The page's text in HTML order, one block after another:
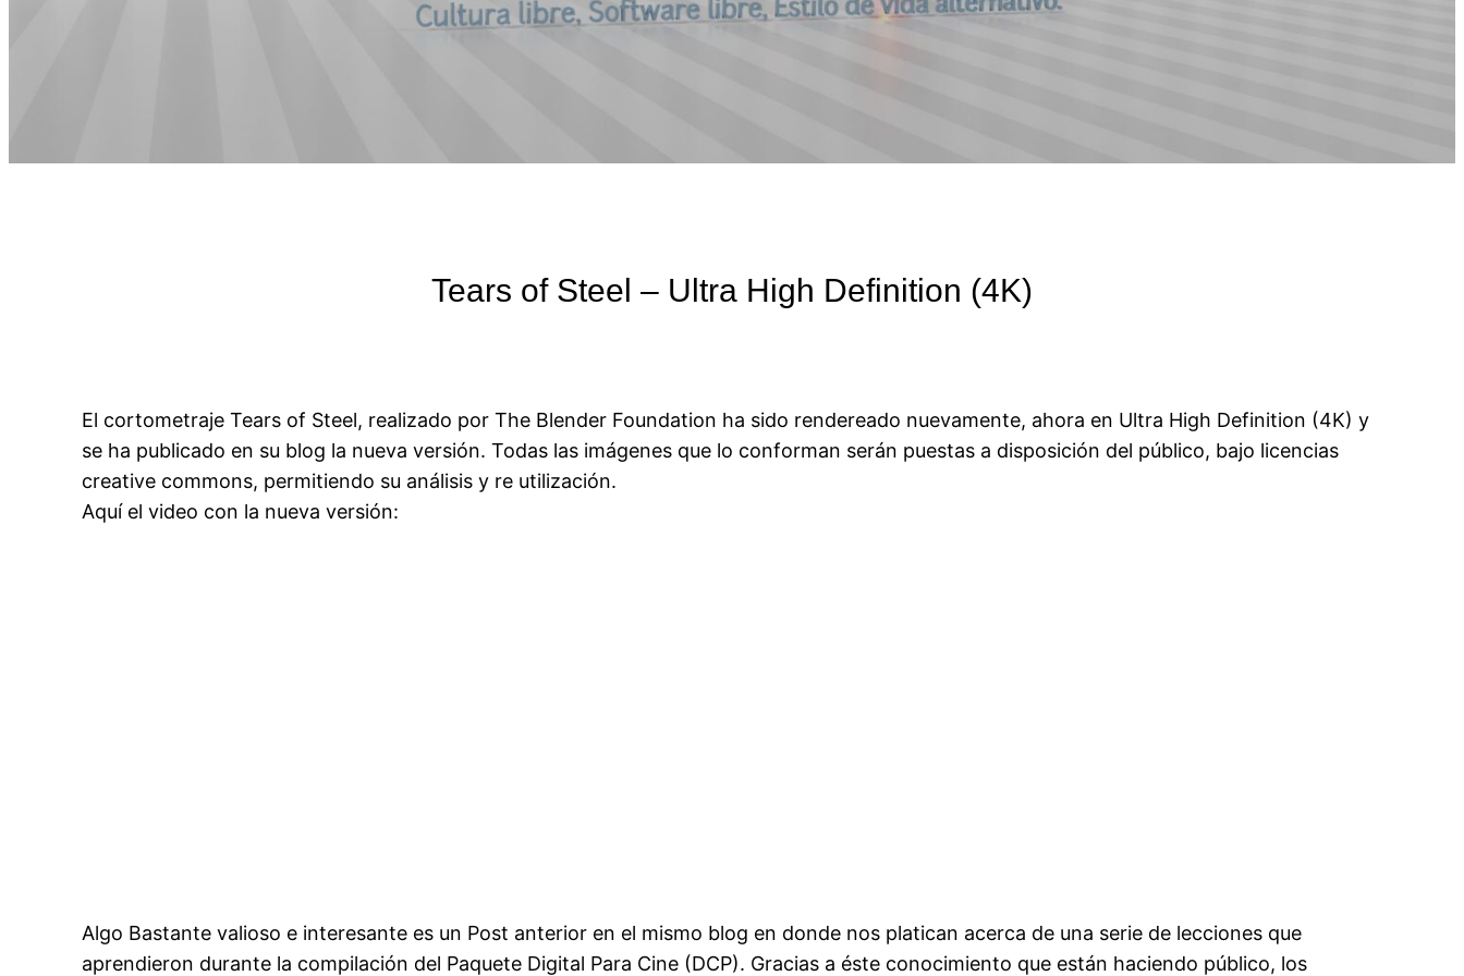
Tears of Steel – Ultra High Definition (4K)
El cortometraje Tears of Steel, realizado por The Blender Foundation ha sido rendereado nuevamente, ahora en Ultra High Definition (4K) y
se ha publicado en su blog la nueva versión. Todas las imágenes que lo conforman serán puestas a disposición del público, bajo licencias
creative commons, permitiendo su análisis y re utilización.
Aquí el video con la nueva versión:
Algo Bastante valioso e interesante es un Post anterior en el mismo blog en donde nos platican acerca de una serie de lecciones que
aprendieron durante la compilación del Paquete Digital Para Cine (DCP). Gracias a éste conocimiento que están haciendo público, los